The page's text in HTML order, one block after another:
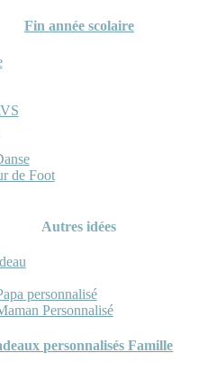
Fin année scolaire
de Foot
Autres idées
personnalisé
Personnalisé
personnalisés Famille